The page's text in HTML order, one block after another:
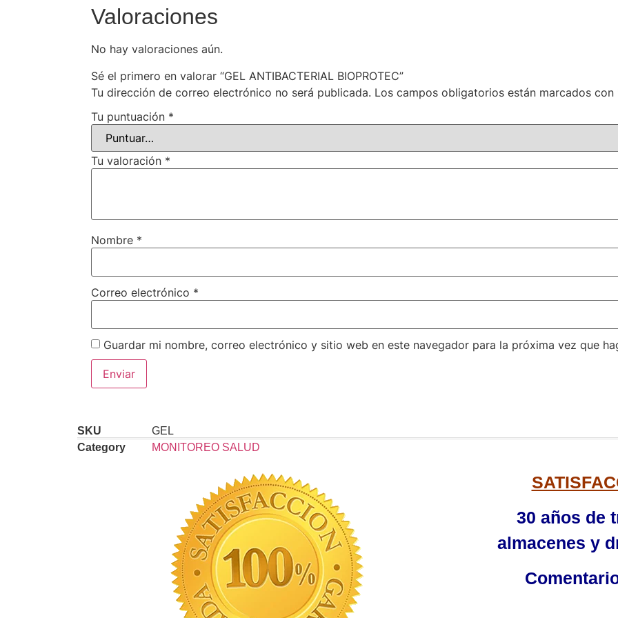
Valoraciones
No hay valoraciones aún.
Sé el primero en valorar “GEL ANTIBACTERIAL BIOPROTEC”
Tu dirección de correo electrónico no será publicada. Los campos obligatorios están marcados con
Tu puntuación *
Tu valoración *
Nombre *
Correo electrónico *
Guardar mi nombre, correo electrónico y sitio web en este navegador para la próxima vez que
SKU
GEL
Category
MONITOREO SALUD
30 años de
almacenes y